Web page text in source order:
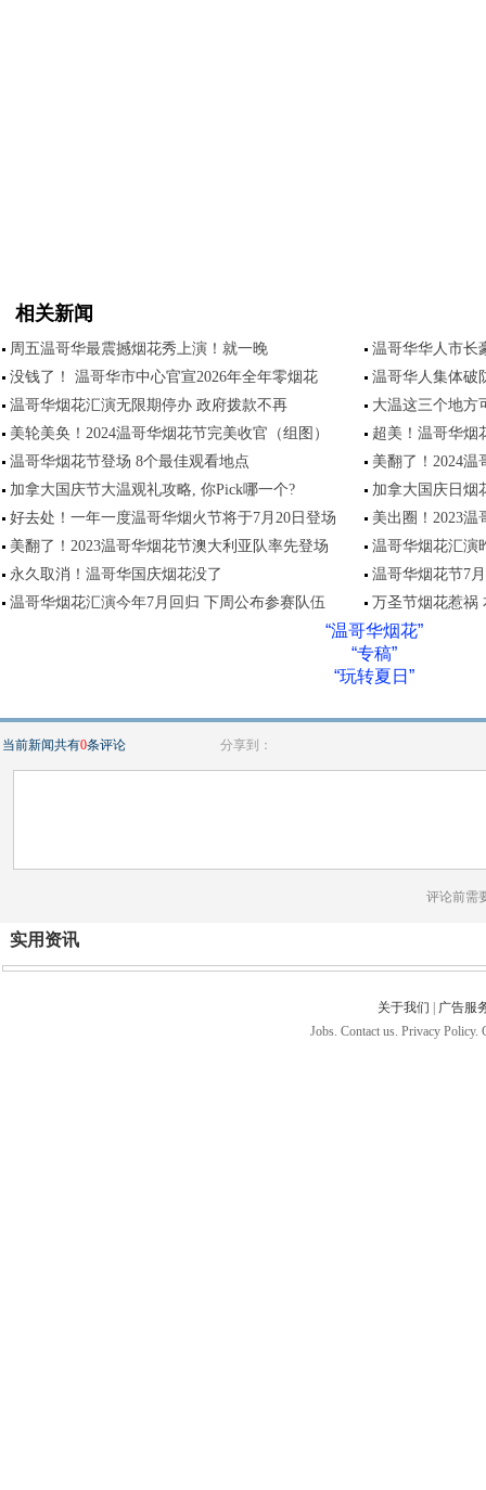
相关新闻
周五温哥华最震撼烟花秀上演！就一晚
温哥华华人市长
没钱了！ 温哥华市中心官宣2026年全年零烟花
温哥华人集体破
温哥华烟花汇演无限期停办 政府拨款不再
大温这三个地方
美轮美奂！2024温哥华烟花节完美收官（组图）
超美！温哥华烟
温哥华烟花节登场 8个最佳观看地点
美翻了！2024
加拿大国庆节大温观礼攻略, 你Pick哪一个?
加拿大国庆日烟
好去处！一年一度温哥华烟火节将于7月20日登场
美出圈！2023
美翻了！2023温哥华烟花节澳大利亚队率先登场
温哥华烟花汇演
永久取消！温哥华国庆烟花没了
温哥华烟花节7
温哥华烟花汇演今年7月回归 下周公布参赛队伍
万圣节烟花惹祸
“温哥华烟花”
“专稿”
“玩转夏日”
当前新闻共有0条评论 分享到：
评论前需
实用资讯
关于我们
广告服
Jobs. Contact us. Privacy